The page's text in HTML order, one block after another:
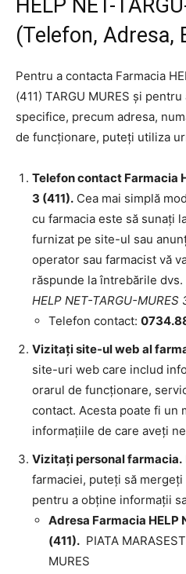
HELP NET-
(Telefon, Adresa,
Pentru a contacta Farmacia
(411) TARGU MURES și
specifice, precum adresa,
de funcționare, puteți utiliza
Telefon contact Farmacia
3 (411). Cea mai simplă
cu farmacia este să sunați
furnizat pe site-ul sau
operator sau farmacist vă
răspunde la întrebările dvs.
HELP NET-TARGU-MURES
Telefon contact:
Vizitați site-ul web al
site-uri web care includ
orarul de funcționare,
contact. Acesta poate fi un
informațiile de care aveți
Vizitați personal farmacia.
farmaciei, puteți să
pentru a obține informații
Adresa Farmacia HELP
(411). PIATA
MURES